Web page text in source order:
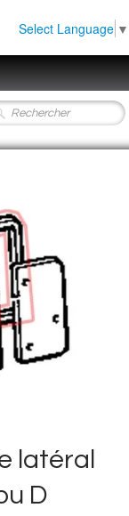
Select Language ▼
latéral
D